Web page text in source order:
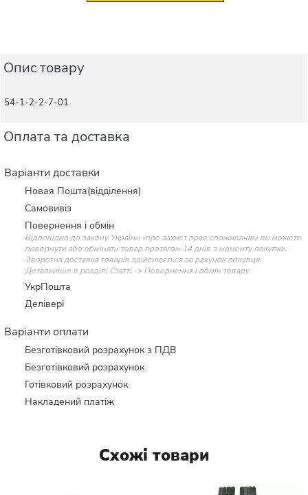
Опис товару
54-1-2-2-7-01
Оплата та доставка
Варіанти доставки
Новая Пошта(відділення)
Самовивіз
Повернення і обмін
Відповідно до закону України «про захист прав споживачів» ви можете
повернути або обміняти товар протягом 14 днів з моменту покупки.
Зворотна доставка товарів здійснюється за рахунок покупця.
Детальніше в розділі Статті -> Повернення і обмін товару
УкрПошта
Делівері
Варіанти оплати
Безготівковий розрахунок з ПДВ
Безготівковий розрахунок
Готівковий розрахунок
Накладений платіж
Схожі товари